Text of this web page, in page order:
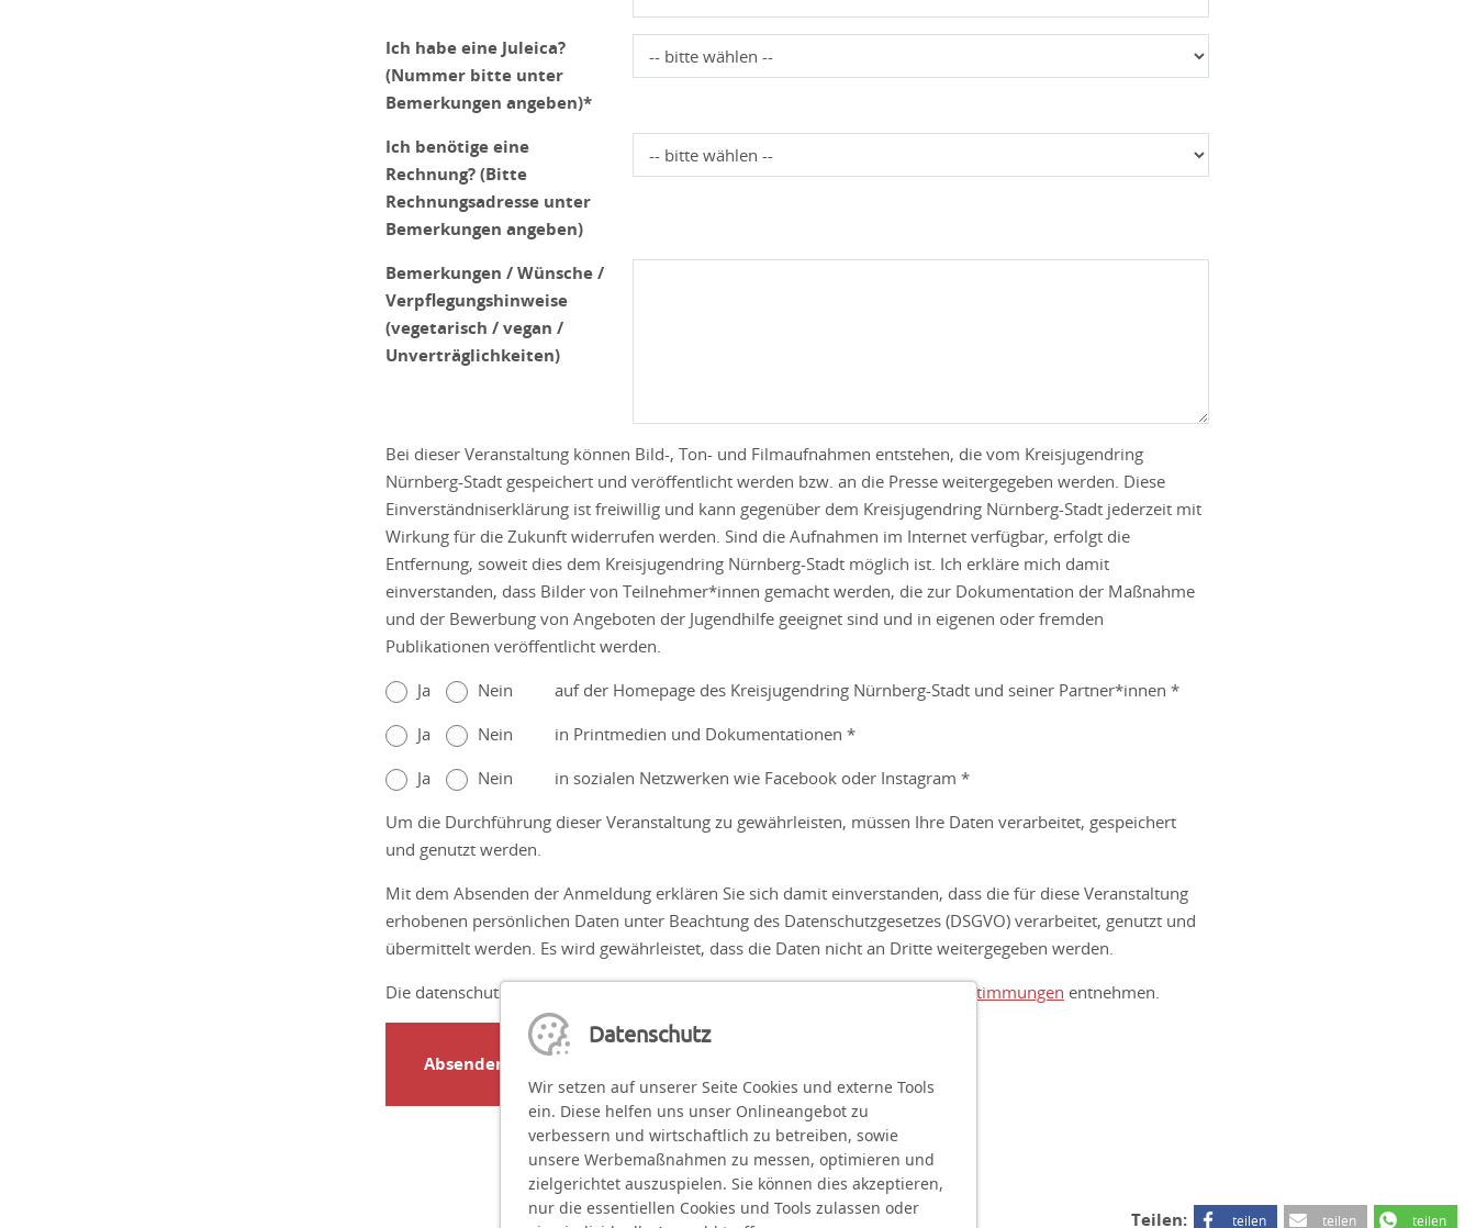
Ich habe eine Juleica?
(Nummer bitte unter
Bemerkungen angeben)*
Ich benötige eine
Rechnung? (Bitte
Rechnungsadresse unter
Bemerkungen angeben)
Bemerkungen / Wünsche /
Verpflegungshinweise
(vegetarisch / vegan /
Unverträglichkeiten)
Bei dieser Veranstaltung können Bild-, Ton- und Filmaufnahmen entstehen, die vom Kreisjugendring
Nürnberg-Stadt gespeichert und veröffentlicht werden bzw. an die Presse weitergegeben werden. Diese
Einverständniserklärung ist freiwillig und kann gegenüber dem Kreisjugendring Nürnberg-Stadt jederzeit mit
Wirkung für die Zukunft widerrufen werden. Sind die Aufnahmen im Internet verfügbar, erfolgt die
Entfernung, soweit dies dem Kreisjugendring Nürnberg-Stadt möglich ist. Ich erkläre mich damit
einverstanden, dass Bilder von Teilnehmer*innen gemacht werden, die zur Dokumentation der Maßnahme
und der Bewerbung von Angeboten der Jugendhilfe geeignet sind und in eigenen oder fremden
Publikationen veröffentlicht werden.
Ja
Nein
auf der Homepage des Kreisjugendring Nürnberg-Stadt und seiner Partner*innen *
Ja
Nein
in Printmedien und Dokumentationen *
Ja
Nein
in sozialen Netzwerken wie Facebook oder Instagram *
Um die Durchführung dieser Veranstaltung zu gewährleisten, müssen Ihre Daten verarbeitet, gespeichert
und genutzt werden.
Mit dem Absenden der Anmeldung erklären Sie sich damit einverstanden, dass die für diese Veranstaltung
erhobenen persönlichen Daten unter Beachtung des Datenschutzgesetzes (DSGVO) verarbeitet, genutzt und
übermittelt werden. Es wird gewährleistet, dass die Daten nicht an Dritte weitergegeben werden.
Die datenschutzrechtlichen Betroffenenrechte können Sie den
Datenschutzbestimmungen entnehmen.
Absenden
Teilen: teilen teilen teilen
Datenschutz
Wir setzen auf unserer Seite Cookies und externe Tools
ein. Diese helfen uns unser Onlineangebot zu
verbessern und wirtschaftlich zu betreiben, sowie
unsere Werbemaßnahmen zu messen, optimieren und
zielgerichtet auszuspielen. Sie können dies akzeptieren,
nur die essentiellen Cookies und Tools zulassen oder